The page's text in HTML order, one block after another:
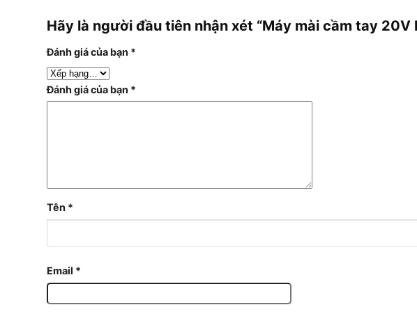
Hãy là người đầu tiên nhận xét “Máy mài cầm tay 20V
Đánh giá của bạn *
Đánh giá của bạn *
Tên *
Email *